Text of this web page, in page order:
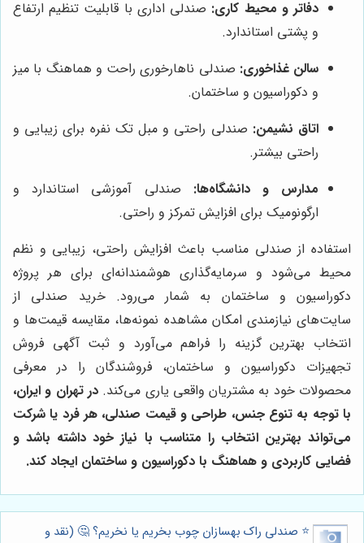
دفاتر و محیط کاری: صندلی اداری با قابلیت تنظیم ارتفاع
و پشتی استاندارد.
سالن غذاخوری: صندلی ناهارخوری راحت و هماهنگ با میز
و دکوراسیون و ساختمان.
اتاق نشیمن: صندلی راحتی و مبل تک نفره برای زیبایی و
راحتی بیشتر.
مدارس و دانشگاه‌ها: صندلی آموزشی استاندارد و
ارگونومیک برای افزایش تمرکز و راحتی.
استفاده از صندلی مناسب باعث افزایش راحتی، زیبایی و نظم
محیط می‌شود و سرمایه‌گذاری هوشمندانه‌ای برای هر پروژه
دکوراسیون و ساختمان به شمار می‌رود. خرید صندلی از
سایت‌های نیازمندی امکان مشاهده نمونه‌ها، مقایسه قیمت‌ها و
انتخاب بهترین گزینه را فراهم می‌آورد و ثبت آگهی فروش
تجهیزات دکوراسیون و ساختمان، فروشندگان را در معرفی
محصولات خود به مشتریان واقعی یاری می‌کند.در تهران و ایران،
با توجه به تنوع جنس، طراحی و قیمت صندلی، هر فرد یا شرکت
می‌تواند بهترین انتخاب را متناسب با نیاز خود داشته باشد و
فضایی کاربردی و هماهنگ با دکوراسیون و ساختمان ایجاد کند.
⭐️ صندلی راک بهسازان چوب بخریم یا نخریم؟ 🤔 (نقد و